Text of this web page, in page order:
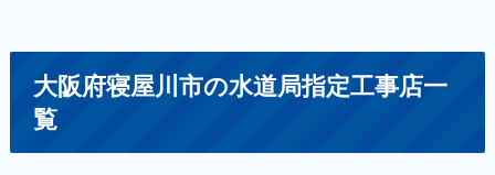
大阪府寝屋川市の水道局指定工事店一
覧